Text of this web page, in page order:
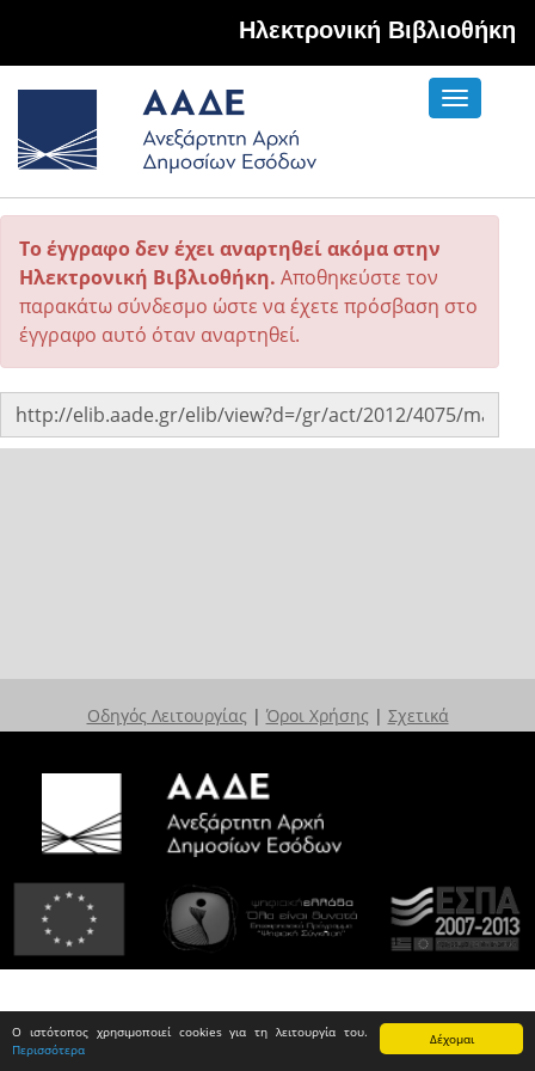
Δέχομαι
Ο ιστότοπος χρησιμοποιεί cookies για τη λειτουργία του.
Περισσότερα
Hλεκτρονική Βιβλιοθήκη
Toggle
Το έγγραφο δεν έχει αναρτηθεί ακόμα στην
Ηλεκτρονική Βιβλιοθήκη. Αποθηκεύστε τον
παρακάτω σύνδεσμο ώστε να έχετε πρόσβαση στο
έγγραφο αυτό όταν αναρτηθεί.
Οδηγός Λειτουργίας | Όροι Χρήσης | Σχετικά